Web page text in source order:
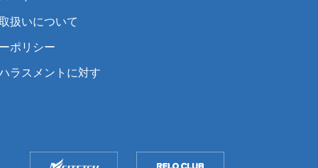
扱いについて
ポリシー
ラスメントに対す